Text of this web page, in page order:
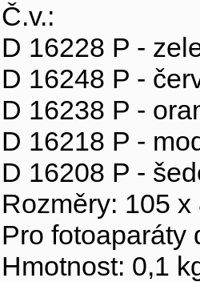
Č.v.:
D 16228 P -
D 16248 P -
D 16238 P -
D 16218 P -
D 16208 P -
Rozměry: 105 x
Pro fotoaparáty
Hmotnost: 0,1